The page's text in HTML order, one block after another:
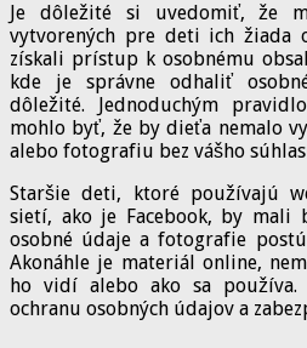
Je dôležité si uvedomiť, že
vytvorených pre deti ich žiada
získali prístup k osobnému
kde je správne odhaliť
dôležité. Jednoduchým
mohlo byť, že by dieťa nemalo
alebo fotografiu bez vášho
Staršie deti, ktoré používajú
sietí, ako je Facebook, by mali
osobné údaje a fotografie
Akonáhle je materiál online,
ho vidí alebo ako sa používa.
ochranu osobných údajov a